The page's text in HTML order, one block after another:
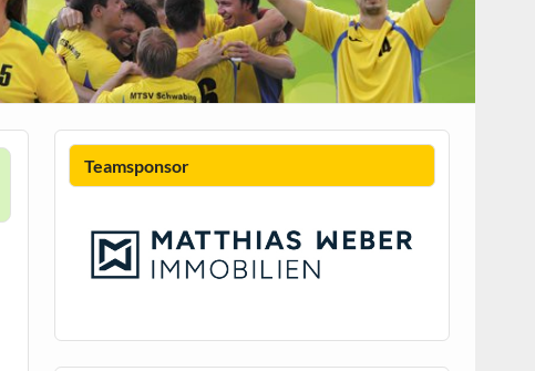
Teamsponsor